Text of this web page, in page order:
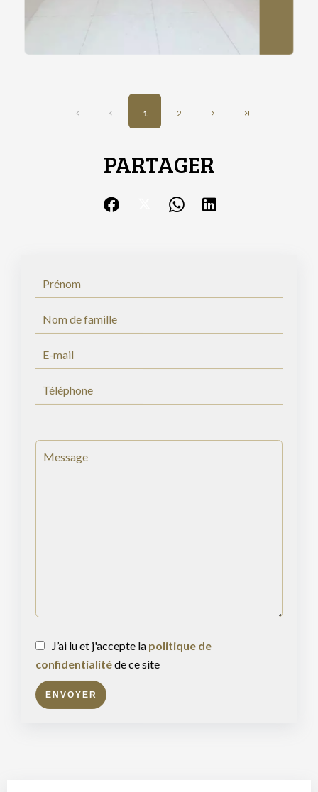
1 2
PARTAGER
J’ai lu et j'accepte la politique de
confidentialitéde ce site
ENVOYER